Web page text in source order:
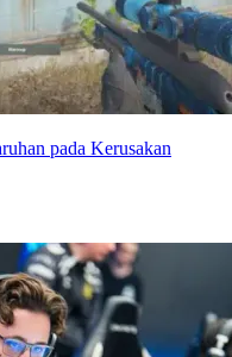
pada Kerusakan